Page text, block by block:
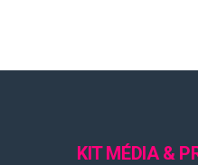
KIT MÉDIA &